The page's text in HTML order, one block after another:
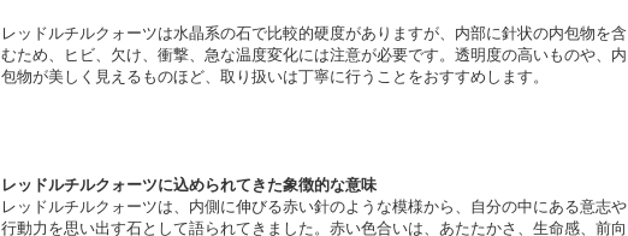
レッドルチルクォーツは水晶系の石で比較的硬度がありますが、内部に針状の内包物を含
むため、ヒビ、欠け、衝撃、急な温度変化には注意が必要です。透明度の高いものや、内
包物が美しく見えるものほど、取り扱いは丁寧に行うことをおすすめします。
レッドルチルクォーツに込められてきた象徴的な意味
レッドルチルクォーツは、内側に伸びる赤い針のような模様から、自分の中にある意志や
行動力を思い出す石として語られてきました。赤い色合いは、あたたかさ、生命感、前向